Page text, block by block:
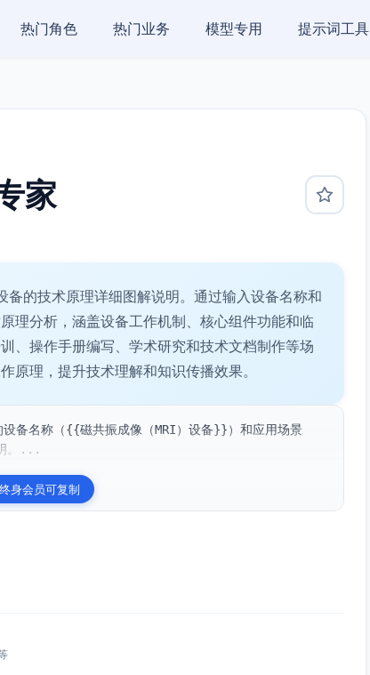
热门角色 热门业务 模型专用 提示词工具
家
备的技术原理详细图解说明。通过输入设备名称和
理分析，涵盖设备工作机制、核心组件功能和临
、操作手册编写、学术研究和技术文档制作等场
原理，提升技术理解和知识传播效果。
备名称（{{磁共振成像（MRI）设备}}）和应用场景
。...
身会员可复制